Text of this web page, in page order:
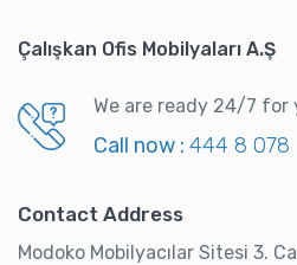
Çalışkan Ofis Mobilyaları A.Ş
We are ready 24/7 for
Call now : 444 8 078
Contact Address
Modoko Mobilyacılar Sitesi 3.